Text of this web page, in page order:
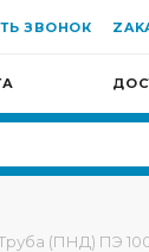
ЗВОНОК
(ПНД) ПЭ 100